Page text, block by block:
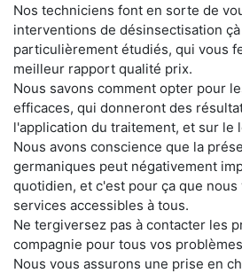
Nos techniciens font en sorte de
interventions de désinsectisation
particulièrement étudiés, qui vous
meilleur rapport qualité prix.
Nous savons comment opter pour
efficaces, qui donneront des
l'application du traitement, et sur le
Nous avons conscience que la
germaniques peut négativement
quotidien, et c'est pour ça que
services accessibles à tous.
Ne tergiversez pas à contacter les
compagnie pour tous vos
Nous vous assurons une prise en